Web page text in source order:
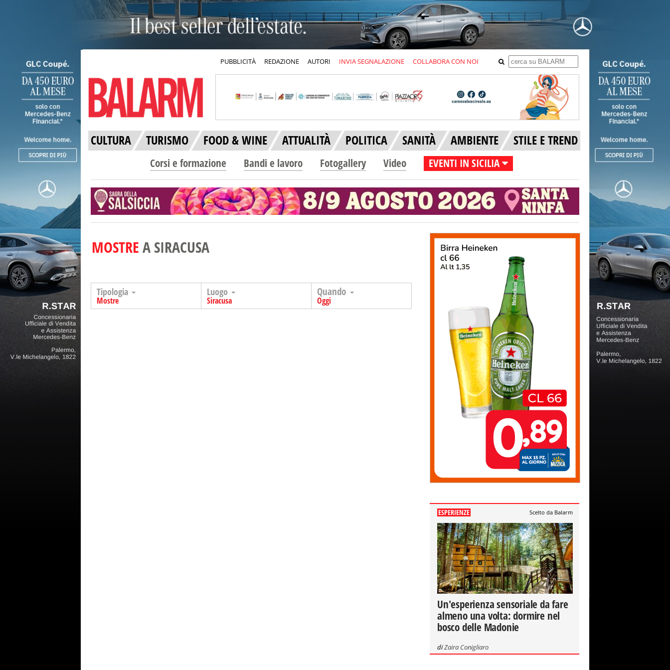
PUBBLICITÀ REDAZIONE AUTORI INVIA SEGNALAZIONE COLLABORA CON NOI
CULTURA TURISMO FOOD & WINE ATTUALITÀ POLITICA SANITÀ AMBIENTE STILE E TREND
Corsi e formazione Bandi e lavoro Fotogallery Video EVENTI IN SICILIA
MOSTREA SIRACUSA
Tipologia
Mostre
Luogo
Siracusa
Quando
Oggi
ESPERIENZE Scelto da Balarm
Un'esperienza sensoriale da fare
almeno una volta: dormire nel
bosco delle Madonie
diZaira Conigliaro